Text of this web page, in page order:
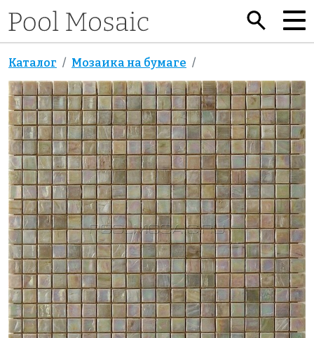
Каталог Мозаика на бумаге